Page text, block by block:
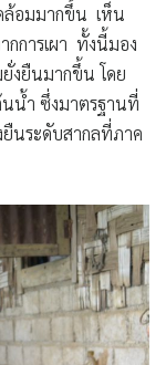
ล้อมมากขึ้น เห็น
การเผา ทั้งนี้มอง
งยืนมากขึ้น โดย
น้ำ ซึ่งมาตรฐานที่
ยืนระดับสากลที่ภาค